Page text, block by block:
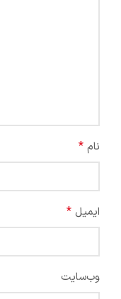
نام *
ایمیل *
وب‌سایت